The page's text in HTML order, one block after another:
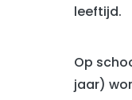
leeftijd.
Op
jaar)